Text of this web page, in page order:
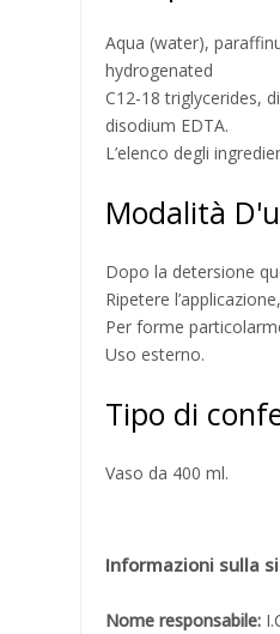
Aqua (water),
hydrogenated
C12-18 triglycerides,
disodium EDTA.
L’elenco degli
Modalità
Dopo la detersione
Ripetere
Per forme
Uso esterno.
Tipo di
Vaso da 400 ml.
Informazioni sulla
Nome responsabile: